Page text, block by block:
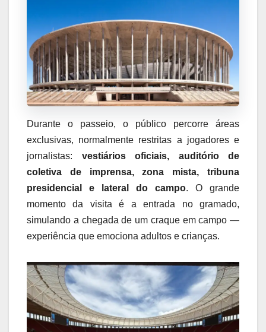
Durante o passeio, o público percorre áreas
exclusivas, normalmente restritas a jogadores e
jornalistas: vestiários oficiais, auditório de
coletiva de imprensa, zona mista, tribuna
presidencial e lateral do campo. O grande
momento da visita é a entrada no gramado,
simulando a chegada de um craque em campo —
experiência que emociona adultos e crianças.